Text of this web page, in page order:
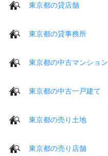
東京都の貸店舗
東京都の貸事務所
東京都の中古マンション
東京都の中古一戸建て
東京都の売り土地
東京都の売り店舗